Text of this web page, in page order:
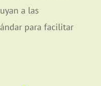
a las
para facilitar